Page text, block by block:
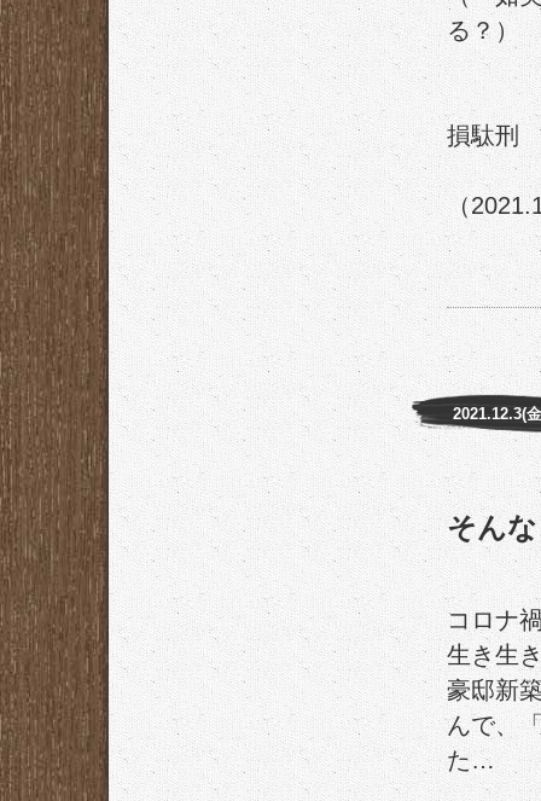
る？）
損駄刑
（
2021.12.3(
そん
コロナ
生き生
豪邸新
んで、
た…